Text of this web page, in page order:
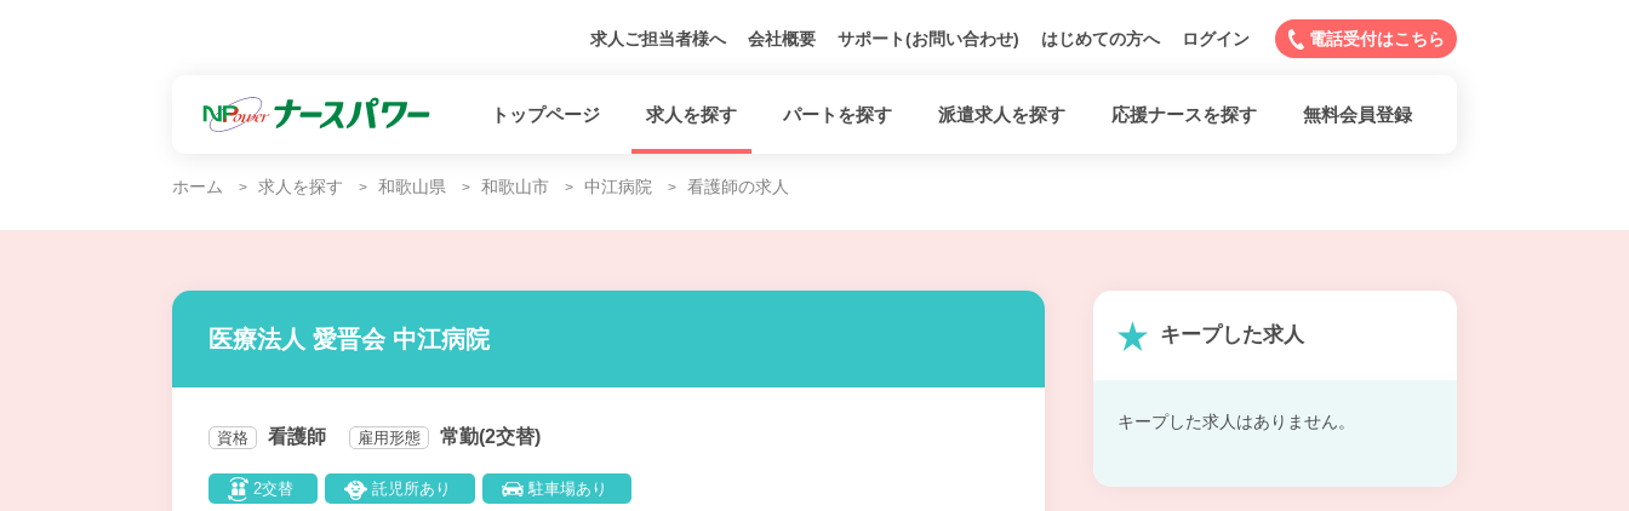
求人ご担当者様へ 会社概要 サポート(お問い合わせ) はじめての方へ ログイン 電話受付はこちら
トップページ 求人を探す パートを探す 派遣求人を探す 応援ナースを探す 無料会員登録
ホーム 求人を探す 和歌山県 和歌山市 中江病院 看護師の求人
医療法人 愛晋会 中江病院
資格 看護師 雇用形態 常勤(2交替)
2交替 託児所あり 駐車場あり
キープした求人
キープした求人はありません。